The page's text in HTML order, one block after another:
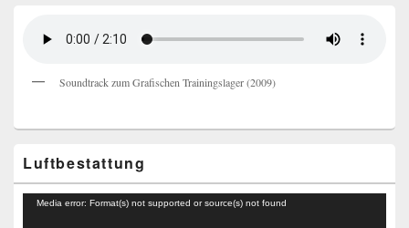
Soundtrack zum Grafischen Trainingslager (2009)
Luftbestattung
Video-
Media error: Format(s) not supported or source(s) not found